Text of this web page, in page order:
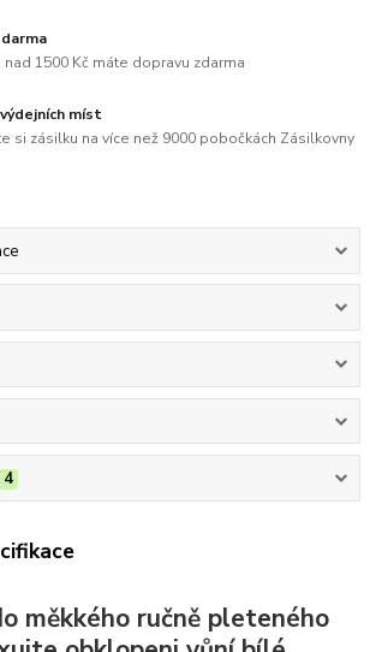
nad 1500 Kč máte dopravu zdarma
míst
si zásilku na více než 9000 pobočkách Zásilkovny
4
měkkého ručně pleteného